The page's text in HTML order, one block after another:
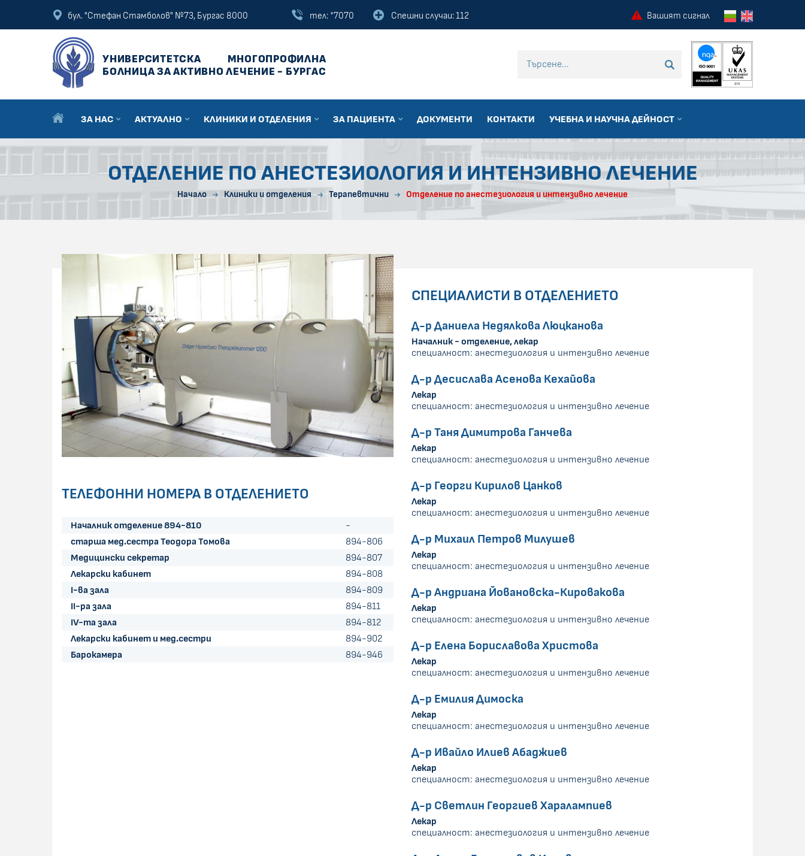
бул. "Стефан Стамболов" №73, Бургас 8000 тел: *7070 Спешни случаи: 112 Вашият сигнал
УНИВЕРСИТЕТСКА
МНОГОПРОФИЛНА
БОЛНИЦА ЗА АКТИВНО ЛЕЧЕНИЕ - БУРГАС
Въведи текст за търсене
ТЪРСИ
ЗА НАС АКТУАЛНО КЛИНИКИ И ОТДЕЛЕНИЯ ЗА ПАЦИЕНТА ДОКУМЕНТИ КОНТАКТИ УЧЕБНА И НАУЧНА ДЕЙНОСТ
ОТДЕЛЕНИЕ ПО АНЕСТЕЗИОЛОГИЯ И ИНТЕНЗИВНО ЛЕЧЕНИЕ
Начало Клиники и отделения Терапевтични Отделение по анестезиология и интензивно лечение
ТЕЛЕФОННИ НОМЕРА В ОТДЕЛЕНИЕТО
Началник отделение 894-810
-
старша мед.сестра Теодора Томова
894-806
Медицински секретар
894-807
Лекарски кабинет
894-808
І-ва зала
894-809
ІІ-ра зала
894-811
ІV-та зала
894-812
Лекарски кабинет и мед.сестри
894-902
Барокамера
894-946
СПЕЦИАЛИСТИ В ОТДЕЛЕНИЕТО
Д-р Даниела Недялкова Люцканова
Началник - отделение, лекар
специалност: анестезиология и интензивно лечение
Д-р Десислава Асенова Кехайова
Лекар
специалност: анестезиология и интензивно лечение
Д-р Таня Димитрова Ганчева
Лекар
специалност: анестезиология и интензивно лечение
Д-р Георги Кирилов Цанков
Лекар
специалност: анестезиология и интензивно лечение
Д-р Михаил Петров Милушев
Лекар
специалност: анестезиология и интензивно лечение
Д-р Андриана Йовановска-Кировакова
Лекар
специалност: анестезиология и интензивно лечение
Д-р Елена Бориславова Христова
Лекар
специалност: анестезиология и интензивно лечение
Д-р Емилия Димоска
Лекар
специалност: анестезиология и интензивно лечение
Д-р Ивайло Илиев Абаджиев
Лекар
специалност: анестезиология и интензивно лечение
Д-р Светлин Георгиев Харалампиев
Лекар
специалност: анестезиология и интензивно лечение